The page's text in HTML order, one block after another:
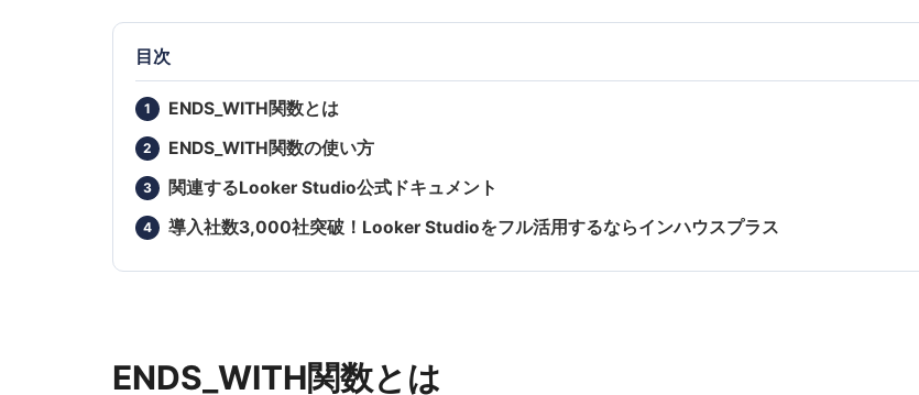
目次
ENDS_WITH関数とは
ENDS_WITH関数の使い方
関連するLooker Studio公式ドキュメント
導入社数3,000社突破！Looker Studioをフル活用するならインハウスプラス
ENDS_WITH関数とは